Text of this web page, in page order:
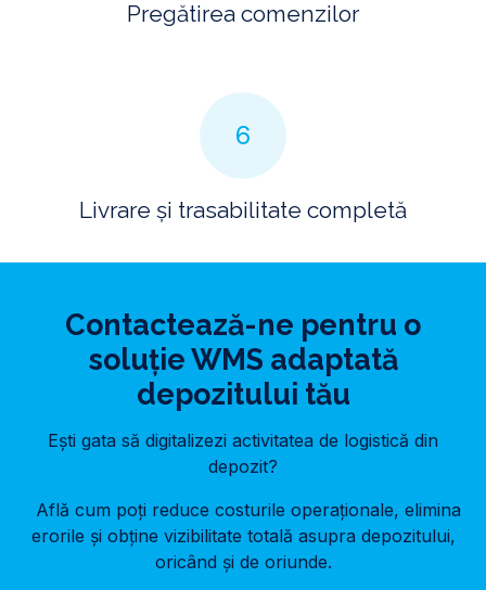
Pregătirea comenzilor
6
Livrare și trasabilitate completă
Contactează-ne pentru o
soluție WMS adaptată
depozitului tău
Ești gata să digitalizezi activitatea de logistică din
depozit?
Află cum poți reduce costurile operaționale, elimina
erorile și obține vizibilitate totală asupra depozitului,
oricând și de oriunde.